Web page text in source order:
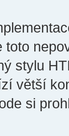
toto
stylu
větší
si